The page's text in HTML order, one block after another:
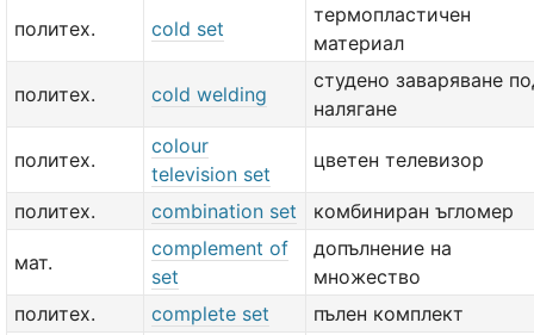
политех. cold set
термопластичен
материал
политех. cold welding
студено заваряване
налягане
политех.
colour
television set
цветен телевизор
политех. combination set комбиниран ъгломер
мат.
complement of
set
допълнение на
множество
политех.
complete set пълен комплект